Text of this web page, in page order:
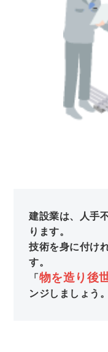
建設業は、人手
ります。
技術を身に付け
す。
「 物を造り後
ンジしましょう。